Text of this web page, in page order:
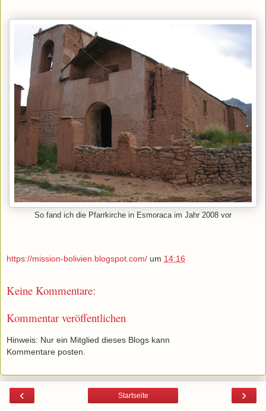
So fand ich die Pfarrkirche in Esmoraca im Jahr 2008 vor
https://mission-bolivien.blogspot.com/ um 14:16
Keine Kommentare:
Kommentar veröffentlichen
Hinweis: Nur ein Mitglied dieses Blogs kann
Kommentare posten.
‹ ›
Startseite